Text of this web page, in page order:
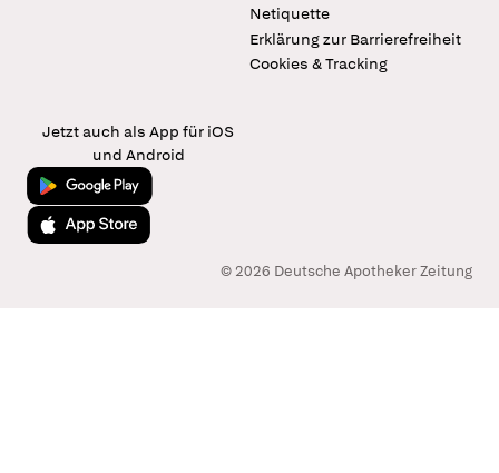
Netiquette
Erklärung zur Barrierefreiheit
Cookies & Tracking
Jetzt auch als App für iOS
und Android
Jetzt bei Google Play
Laden im App Store
© 2026 Deutsche Apotheker Zeitung